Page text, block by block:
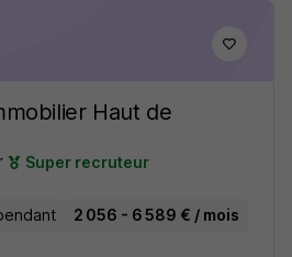
Haut de
Super recruteur
2 056 - 6 589 € / mois